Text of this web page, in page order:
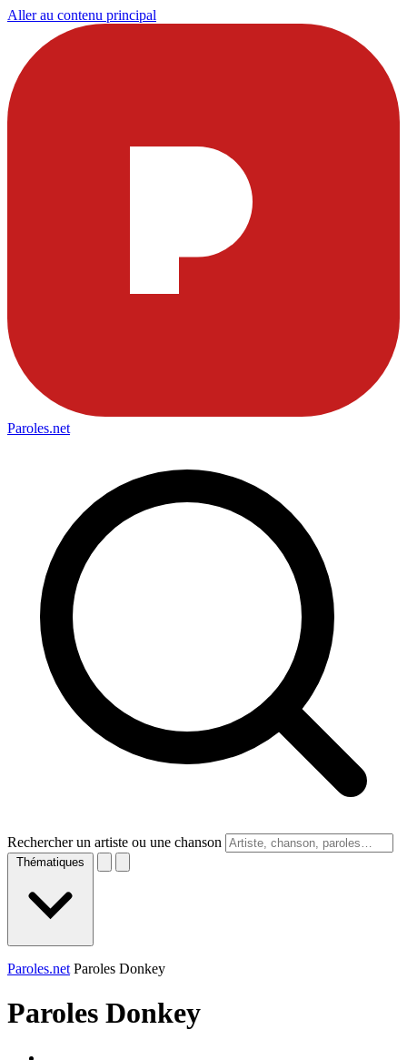
Aller au contenu principal
Paroles.net
Rechercher un artiste ou une chanson
Thématiques
Paroles.net Paroles Donkey
Paroles Donkey